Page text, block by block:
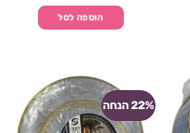
הוספה לסל
22% הנחה